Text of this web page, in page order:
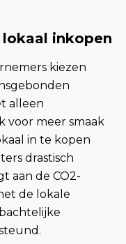
inkopen
kiezen
alleen
voor meer smaak
in te kopen
drastisch
aan de CO2-
de lokale